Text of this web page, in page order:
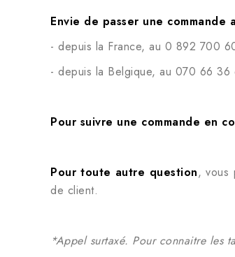
Envie de passer une commande
- depuis la France, au 0 892 700
- depuis la Belgique, au 070 66
Pour suivre une commande en
Pour toute autre question, vous
de client.
*Appel surtaxé. Pour connaitre les